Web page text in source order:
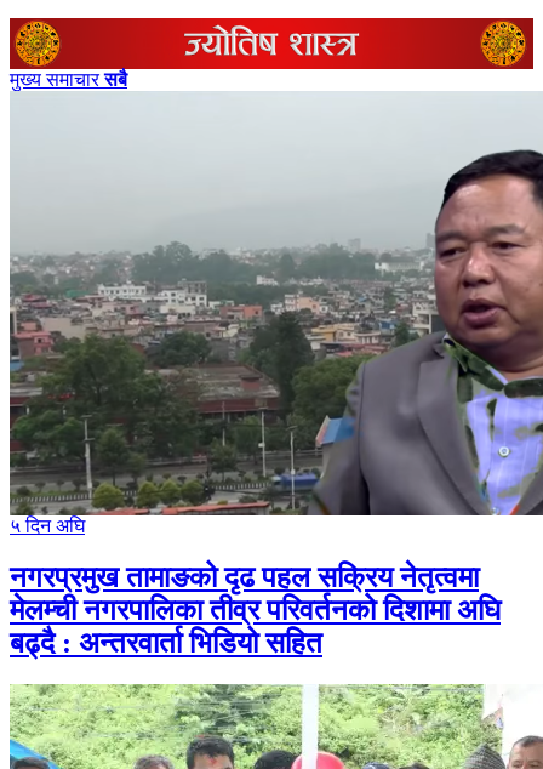
मुख्य समाचार सबै
५ दिन अघि
नगरप्रमुख तामाङको दृढ पहल सक्रिय नेतृत्वमा
मेलम्ची नगरपालिका तीव्र परिवर्तनको दिशामा अघि
बढ्दै : अन्तरवार्ता भिडियो सहित